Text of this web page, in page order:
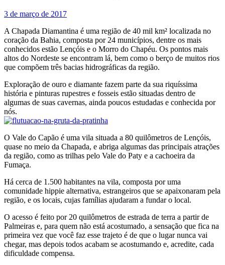
3 de março de 2017
A Chapada Diamantina é uma região de 40 mil km² localizada no
coração da Bahia, composta por 24 municípios, dentre os mais
conhecidos estão Lençóis e o Morro do Chapéu. Os pontos mais
altos do Nordeste se encontram lá, bem como o berço de muitos rios
que compõem três bacias hidrográficas da região.
Exploração de ouro e diamante fazem parte da sua riquíssima
história e pinturas rupestres e fosseis estão situadas dentro de
algumas de suas cavernas, ainda poucos estudadas e conhecida por
nós.
O Vale do Capão é uma vila situada a 80 quilômetros de Lençóis,
quase no meio da Chapada, e abriga algumas das principais atrações
da região, como as trilhas pelo Vale do Paty e a cachoeira da
Fumaça.
Há cerca de 1.500 habitantes na vila, composta por uma
comunidade hippie alternativa, estrangeiros que se apaixonaram pela
região, e os locais, cujas famílias ajudaram a fundar o local.
O acesso é feito por 20 quilômetros de estrada de terra a partir de
Palmeiras e, para quem não está acostumado, a sensação que fica na
primeira vez que você faz esse trajeto é de que o lugar nunca vai
chegar, mas depois todos acabam se acostumando e, acredite, cada
dificuldade compensa.